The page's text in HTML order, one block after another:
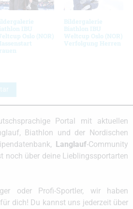
IBU
Oslo (NOR)
Bildergalerie
Biathlon IBU
Weltcup Oslo (NOR)
Verfolgung Herren
Portal mit aktuellen
Biathlon und der Nordischen
Langlauf-Community
noch über deine Lieblingssportarten
oder Profi-Sportler, wir haben
dich! Du kannst uns jederzeit über